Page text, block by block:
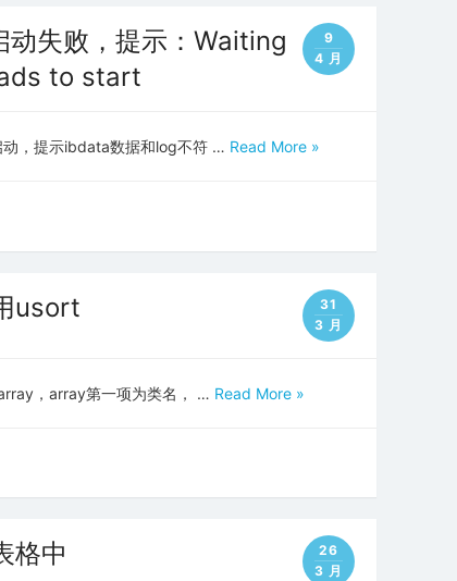
失败，提示：Waiting
to start
9
4 月
，提示ibdata数据和log不符 … Read More »
usort
31
3 月
，array第一项为类名， … Read More »
格中
26
3 月